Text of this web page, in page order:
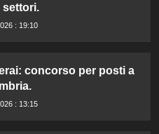
settori.
: 19:10
concorso per posti a
: 13:15